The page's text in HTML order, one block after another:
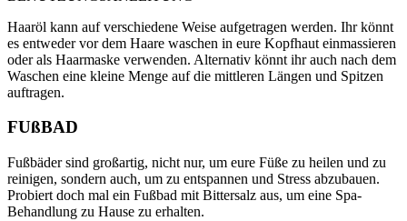
Haaröl kann auf verschiedene Weise aufgetragen werden. Ihr könnt
es entweder vor dem Haare waschen in eure Kopfhaut einmassieren
oder als Haarmaske verwenden. Alternativ könnt ihr auch nach dem
Waschen eine kleine Menge auf die mittleren Längen und Spitzen
auftragen.
FUßBAD
Fußbäder sind großartig, nicht nur, um eure Füße zu heilen und zu
reinigen, sondern auch, um zu entspannen und Stress abzubauen.
Probiert doch mal ein Fußbad mit Bittersalz aus, um eine Spa-
Behandlung zu Hause zu erhalten.